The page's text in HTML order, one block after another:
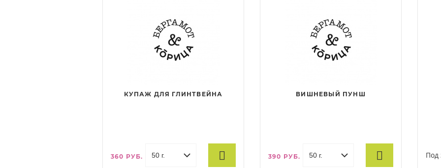
КУПАЖ ДЛЯ ГЛИНТВЕЙНА
360 РУБ.
ВИШНЕВЫЙ ПУНШ
390 РУБ. Под